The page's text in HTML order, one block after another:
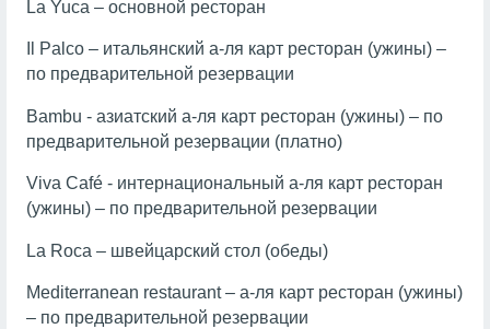
La Yuca – основной ресторан
Il Palco – итальянский а-ля карт ресторан (ужины) –
по предварительной резервации
Bambu - азиатский а-ля карт ресторан (ужины) – по
предварительной резервации (платно)
Viva Café - интернациональный а-ля карт ресторан
(ужины) – по предварительной резервации
La Roca – швейцарский стол (обеды)
Mediterranean restaurant – а-ля карт ресторан (ужины)
– по предварительной резервации